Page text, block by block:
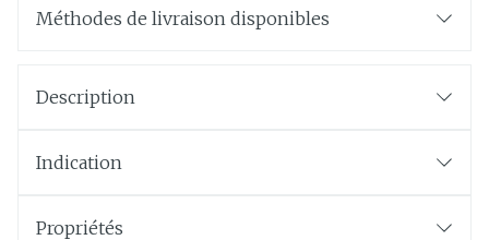
Méthodes de livraison disponibles
Description
Indication
Propriétés